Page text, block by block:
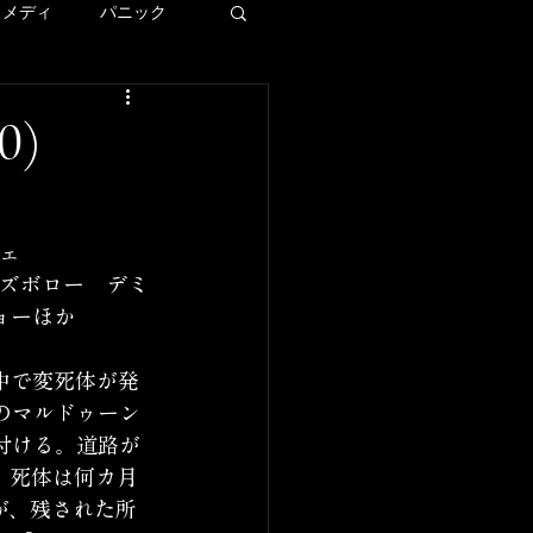
ディ パニック
LAロケ地巡り
ーほか
で変死体が発
マルドゥーン
ける。道路が
死体は何カ月
、残された所